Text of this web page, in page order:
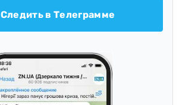
Следить в Телеграмме